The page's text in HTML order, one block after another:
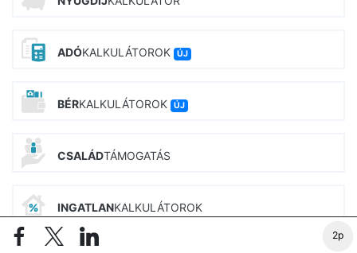
2p
ADÓKALKULÁTOROK ÚJ
BÉRKALKULÁTOROK ÚJ
CSALÁDTÁMOGATÁS
INGATLANKALKULÁTOROK
PIAC&PROFIT CIKKEI